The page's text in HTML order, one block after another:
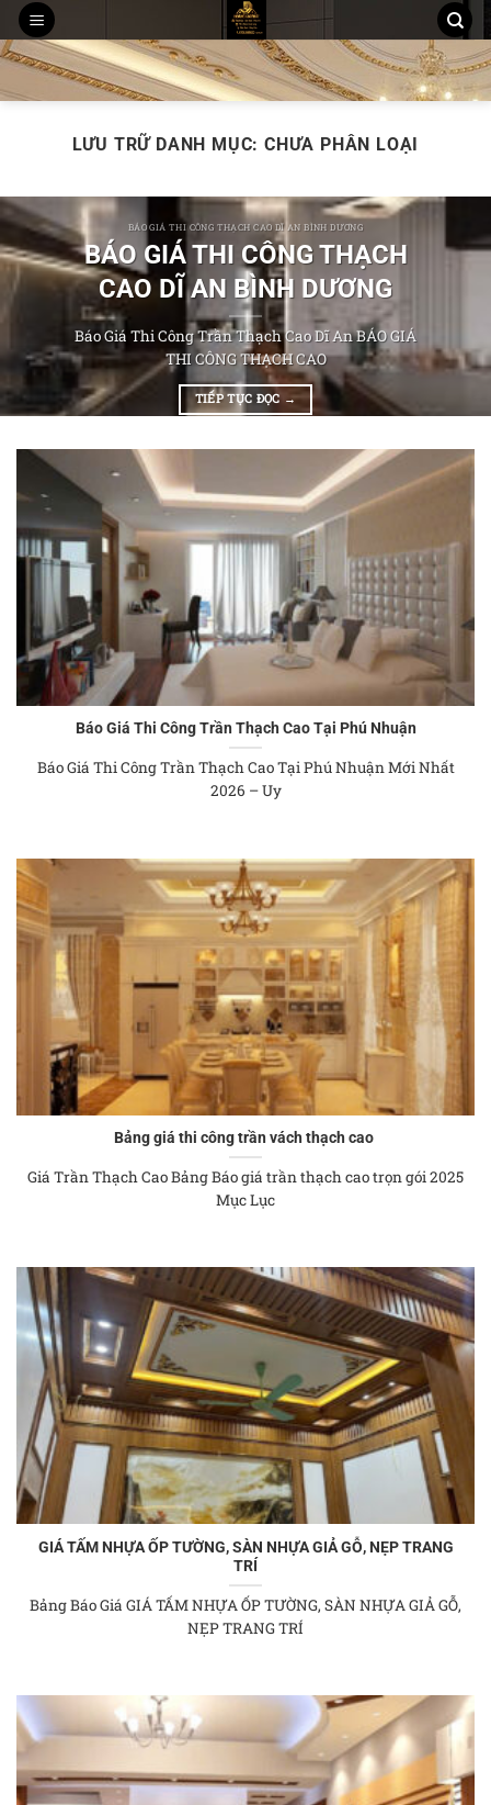
Chuyển
đến
nội
dung
THI CÔNG TRẦN THẠCH CAO
MẪU TRẦN THẠCH CAO
THI CÔNG TẤM ỐP PVC NANO, LAM SÓNG
LƯU TRỮ DANH MỤC:CHƯA PHÂN LOẠI
BÁO GIÁ THI CÔNG THẠCH CAO DĨ AN BÌNH DƯƠNG
BÁO GIÁ THI CÔNG THẠCH
CAO DĨ AN BÌNH DƯƠNG
Báo Giá Thi Công Trần Thạch Cao Dĩ An BÁO GIÁ
THI CÔNG THẠCH CAO
TIẾP TỤC ĐỌC →
Báo Giá Thi Công Trần Thạch Cao Tại Phú Nhuận
Báo Giá Thi Công Trần Thạch Cao Tại Phú Nhuận Mới Nhất
2026 – Uy
Bảng giá thi công trần vách thạch cao
Giá Trần Thạch Cao Bảng Báo giá trần thạch cao trọn gói 2025
Mục Lục
GIÁ TẤM NHỰA ỐP TƯỜNG, SÀN NHỰA GIẢ GỖ, NẸP TRANG
TRÍ
Bảng Báo Giá GIÁ TẤM NHỰA ỐP TƯỜNG, SÀN NHỰA GIẢ GỖ,
NẸP TRANG TRÍ